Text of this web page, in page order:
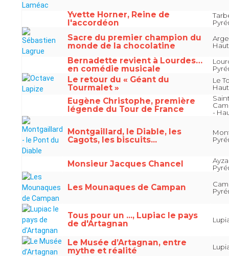
Yvette Horner, Reine de
l'accordéon
Sacre du premier champion du
monde de la chocolatine
Bernadette revient à Lourdes…
en comédie musicale
Le retour du « Géant du
Tourmalet »
Le
Eugène Christophe, première
légende du Tour de France
-
Montgaillard, le Diable, les
Cagots, les biscuits...
Monsieur Jacques Chancel
Les Mounaques de Campan
Tous pour un ..., Lupiac le pays
de d'Artagnan
Le Musée d’Artagnan, entre
mythe et réalité